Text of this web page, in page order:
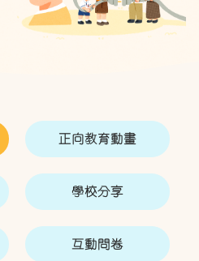
正向教育動畫
學校分享
互動問卷